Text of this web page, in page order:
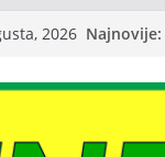
2026 Najnovije: